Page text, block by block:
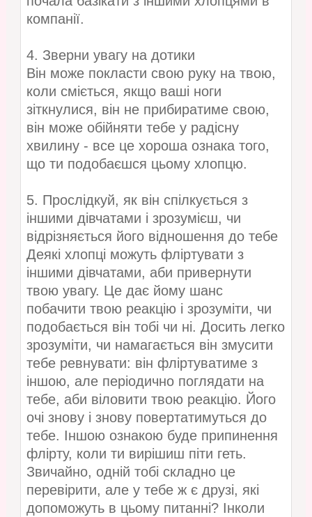
компанії.
4. Зверни увагу на дотики
Він може покласти свою руку на твою,
коли сміється, якщо ваші ноги
зіткнулися, він не прибиратиме свою,
він може обійняти тебе у радісну
хвилину - все це хороша ознака того,
що ти подобаєшся цьому хлопцю.
5. Прослідкуй, як він спілкується з
іншими дівчатами і зрозумієш, чи
відрізняється його відношення до тебе
Деякі хлопці можуть фліртувати з
іншими дівчатами, аби привернути
твою увагу. Це дає йому шанс
побачити твою реакцію і зрозуміти, чи
подобається він тобі чи ні. Досить легко
зрозуміти, чи намагається він змусити
тебе ревнувати: він фліртуватиме з
іншою, але періодично поглядати на
тебе, аби віловити твою реакцію. Його
очі знову і знову повертатимуться до
тебе. Іншою ознакою буде припинення
флірту, коли ти вирішиш піти геть.
Звичайно, одній тобі складно це
перевірити, але у тебе ж є друзі, які
допоможуть в цьому питанні? Інколи